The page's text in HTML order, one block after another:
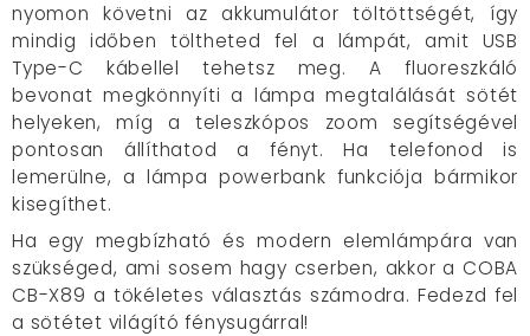
nyomon követni az akkumulátor töltöttségét, így
mindig időben töltheted fel a lámpát, amit USB
Type-C kábellel tehetsz meg. A fluoreszkáló
bevonat megkönnyíti a lámpa megtalálását sötét
helyeken, míg a teleszkópos zoom segítségével
pontosan állíthatod a fényt. Ha telefonod is
lemerülne, a lámpa powerbank funkciója bármikor
kisegíthet.
Ha egy megbízható és modern elemlámpára van
szükséged, ami sosem hagy cserben, akkor a COBA
CB-X89 a tökéletes választás számodra. Fedezd fel
a sötétet világító fénysugárral!